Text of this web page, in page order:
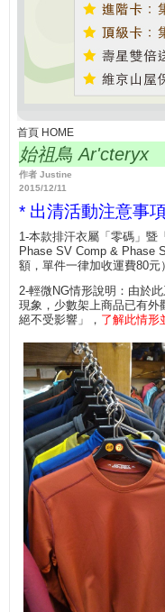
首頁 HOME
始祖鳥 Ar'cteryx
作者 Justine
2015/12/11
* 出清活動注意事項
1-本款排汗衣屬「零碼」暨
Phase SV Comp & Phase
額，單件一律加收運費80元
2-輕微NG情形說明：由於
現象，少數架上商品已有外
絕不受影響」， 了解此情形